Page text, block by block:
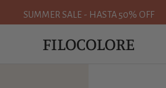
SUMMER SALE - HASTA 50% OFF
FILOCOLORE